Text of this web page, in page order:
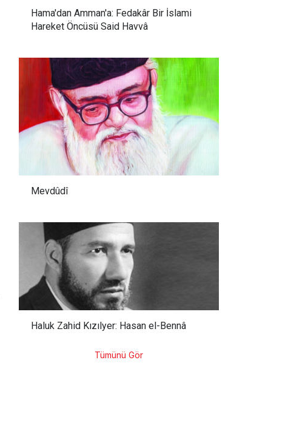
Hama'dan Amman'a: Fedakâr Bir İslami
Hareket Öncüsü Said Havvâ
Mevdûdî
Haluk Zahid Kızılyer: Hasan el-Bennâ
Tümünü Gör